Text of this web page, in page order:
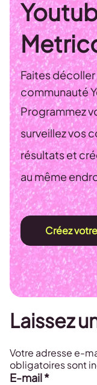
Faites
communauté
Programmez
surveillez vos
résultats et
au même
Créez
Laissez
Votre adresse e-
obligatoires sont
E-mail*